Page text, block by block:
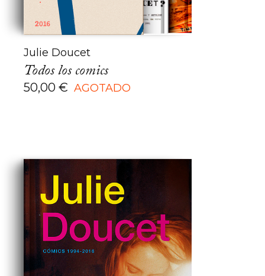
Julie Doucet
Todos los comics
50,00 € AGOTADO